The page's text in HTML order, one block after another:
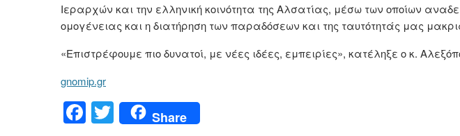
Ιεραρχών και την ελληνική κοινότητα της Αλσατίας, μέσω των οποίων
ομογένειας και η διατήρηση των παραδόσεων και της ταυτότητάς μας
«Επιστρέφουμε πιο δυνατοί, με νέες ιδέες, εμπειρίες», κατέληξε ο κ.
gnomip.gr
F T Share